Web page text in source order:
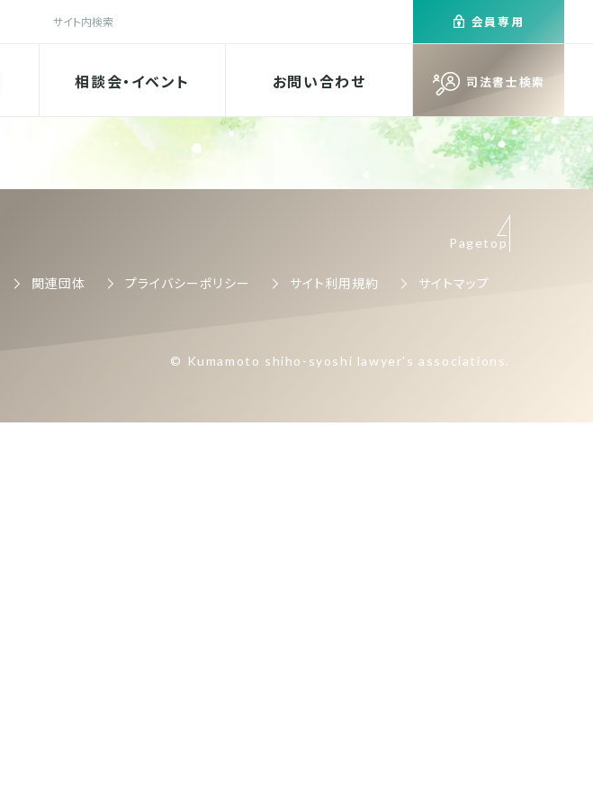
司法書士検索
相談会・イベント お問い合わせ
検索 会員専用
関連団体 プライバシーポリシー サイト利用規約 サイトマップ
Pagetop
© Kumamoto shiho-syoshi lawyer's associations.